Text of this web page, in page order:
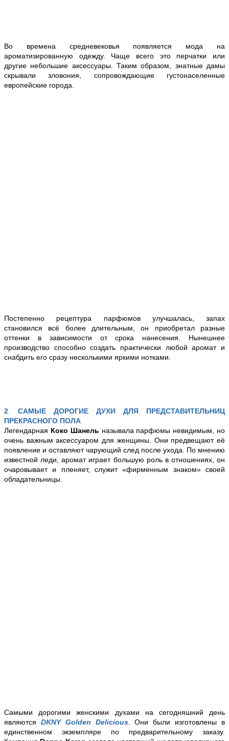
Во времена средневековья появляется мода на
ароматизированную одежду. Чаще всего это перчатки или
другие небольшие аксессуары. Таким образом, знатные дамы
скрывали зловония, сопровождающие густонаселенные
европейские города.
Постепенно рецептура парфюмов улучшалась, запах
становился всё более длительным, он приобретал разные
оттенки в зависимости от срока нанесения. Нынешнее
производство способно создать практически любой аромат и
снабдить его сразу несколькими яркими нотками.
2. САМЫЕ ДОРОГИЕ ДУХИ ДЛЯ ПРЕДСТАВИТЕЛЬНИЦ
ПРЕКРАСНОГО ПОЛА
Легендарная Коко Шанель называла парфюмы невидимым, но
очень важным аксессуаром для женщины. Они предвещают её
появление и оставляют чарующий след после ухода. По мнению
известной леди, аромат играет большую роль в отношениях, он
очаровывает и пленяет, служит «фирменным знаком» своей
обладательницы.
Самыми дорогими женскими духами на сегодняшний день
являются DKNY Golden Delicious. Они были изготовлены в
единственном экземпляре по предварительному заказу.